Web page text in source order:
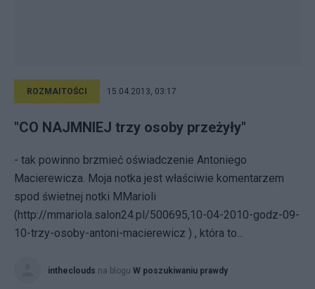
ROZMAITOŚCI 15.04.2013, 03:17
"CO NAJMNIEJ trzy osoby przeżyły"
- tak powinno brzmieć oświadczenie Antoniego
Macierewicza. Moja notka jest właściwie komentarzem
spod świetnej notki MMarioli
(http://mmariola.salon24.pl/500695,10-04-2010-godz-09-
10-trzy-osoby-antoni-macierewicz ) , która to...
intheclouds na blogu W poszukiwaniu prawdy